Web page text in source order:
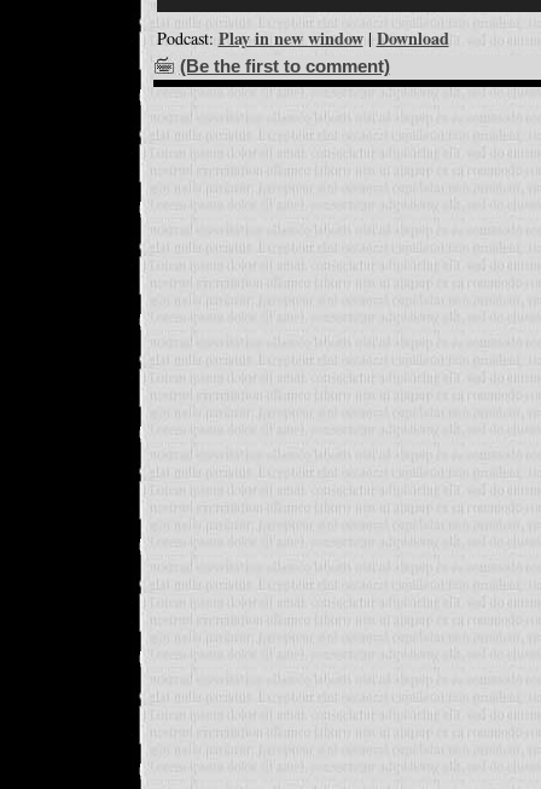
Podcast: Play in new window| Download
(Be the first to comment)